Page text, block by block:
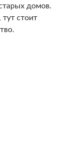
домов.
стоит